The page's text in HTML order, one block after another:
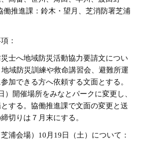
働推進課：鈴木・望月、芝消防署芝浦
：
士へ地域防災活動協力要請文につい
域防災訓練や救命講習会、避難所運
加できる方へ依頼する文面とする。
）開催場所をみなとパークに変更し、
する。協働推進課で文面の変更と送
切りは７月末にする。
浦会場）10月19日（土）について：